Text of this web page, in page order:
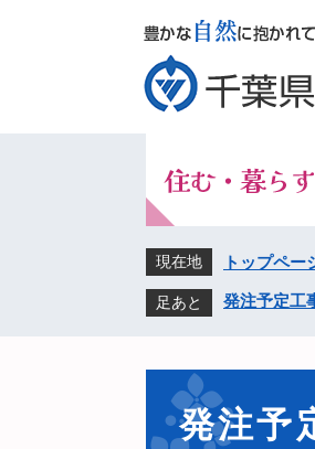
現在地 トップペー
足あと 発注予定工
発注予